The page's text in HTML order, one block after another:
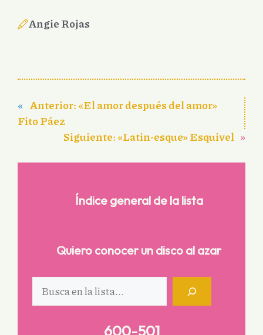
Angie Rojas
« Anterior:«El amor después del amor»
Fito Páez
Siguiente:«Latin-esque» Esquivel »
Índice general de la lista
Quiero conocer un disco al azar
600-501